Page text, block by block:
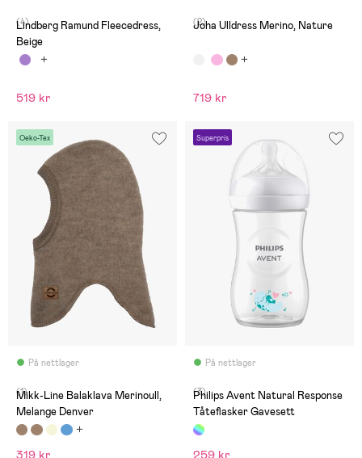
(4)
Lindberg Ramund Fleecedress,
Beige
519 kr
(2)
Joha Ulldress Merino, Nature
719 kr
Oeko-Tex
På nettlager
(1)
Mikk-Line Balaklava Merinoull,
Melange Denver
Superpris
På nettlager
(3)
Philips Avent Natural Response
Tåteflasker Gavesett